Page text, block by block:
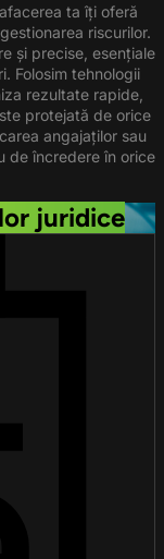
ta îți oferă
riscurilor.
și precise, esențiale
Folosim tehnologii
rezultate rapide,
protejată de orice
angajaților sau
de încredere în orice
juridice